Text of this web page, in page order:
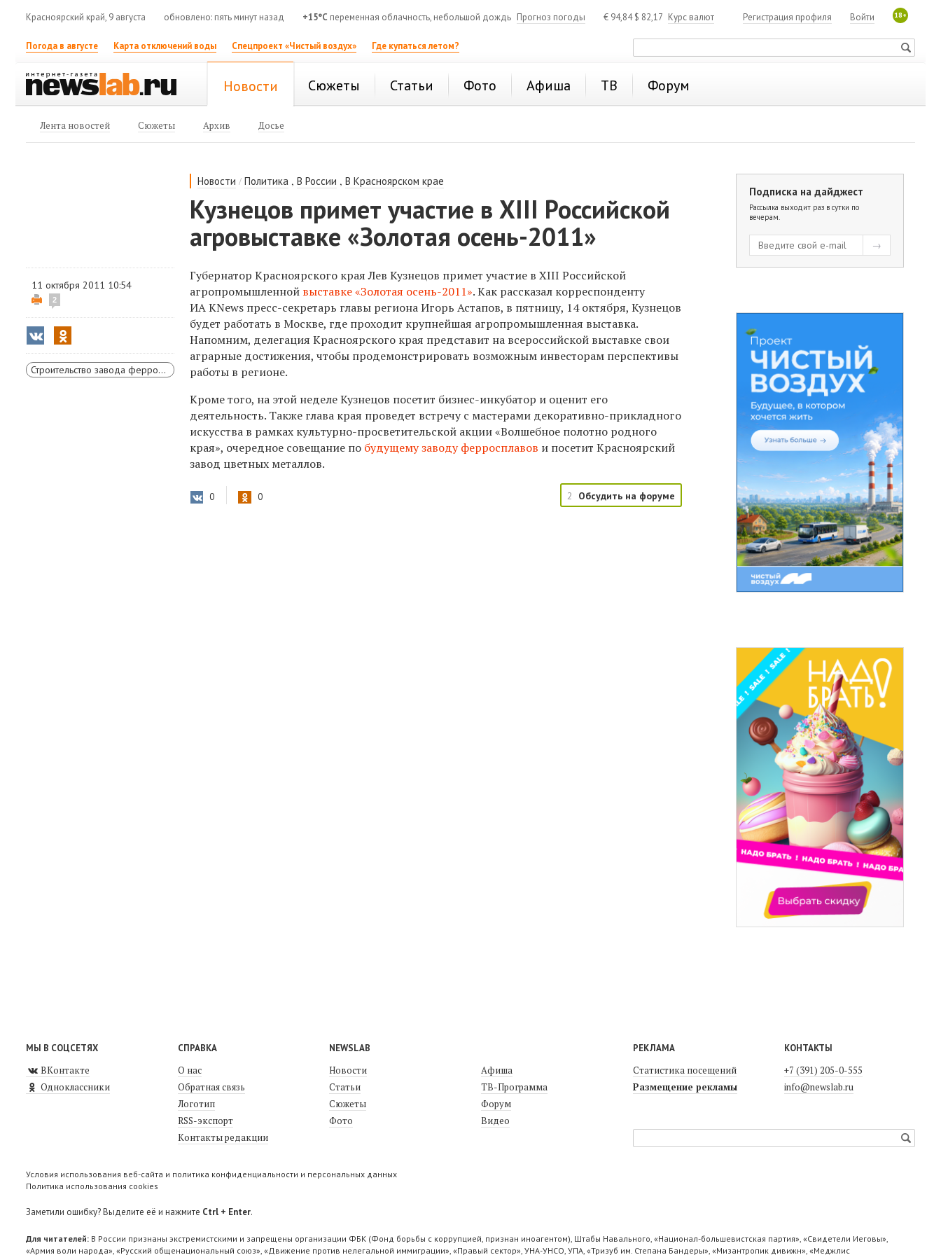
Красноярский край, 9 августа обновлено: пять минут назад +15°C переменная облачность, небольшой дождь Прогноз погоды € 94,84$ 82,17 Курс валют 18+
Войти
Регистрация профиля
Погода в августе Карта отключений воды Спецпроект «Чистый воздух» Где купаться летом?
Новости Сюжеты Статьи Фото Афиша ТВ Форум
Лента новостей Сюжеты Архив Досье
Новости /Политика ,В России ,В Красноярском крае
Кузнецов примет участие в XIII Российской
агровыставке «Золотая осень-2011»
11 октября 2011 10:54
2
Строительство завода ферросплавов в Красноярске
Губернатор Красноярского края Лев Кузнецов примет участие в XIII Российской
агропромышленной выставке «Золотая осень-2011». Как рассказал корреспонденту
ИА KNews пресс-секретарь главы региона Игорь Астапов, в пятницу, 14 октября, Кузнецов
будет работать в Москве, где проходит крупнейшая агропромышленная выставка.
Напомним, делегация Красноярского края представит на всероссийской выставке свои
аграрные достижения, чтобы продемонстрировать возможным инвесторам перспективы
работы в регионе.
Кроме того, на этой неделе Кузнецов посетит бизнес-инкубатор и оценит его
деятельность. Также глава края проведет встречу с мастерами декоративно-прикладного
искусства в рамках культурно-просветительской акции «Волшебное полотно родного
края», очередное совещание по будущему заводу ферросплавов и посетит Красноярский
завод цветных металлов.
0 0 2 Обсудить на форуме
Подписка на дайджест
Рассылка выходит раз в сутки по
вечерам.
МЫ В СОЦСЕТЯХ
ВКонтакте
Одноклассники
СПРАВКА
О нас
Обратная связь
Логотип
RSS-экспорт
Контакты редакции
NEWSLAB
Новости
Статьи
Сюжеты
Фото
Афиша
ТВ-Программа
Форум
Видео
РЕКЛАМА
Статистика посещений
Размещение рекламы
КОНТАКТЫ
+7 (391) 205-0-555
info@newslab.ru
Условия использования веб-сайта и политика конфиденциальности и персональных данных
Политика использования cookies
Заметили ошибку? Выделите её и нажмите Ctrl + Enter.
Для читателей: В России признаны экстремистскими и запрещены организации ФБК (Фонд борьбы с коррупцией, признан иноагентом), Штабы Навального, «Национал-большевистская партия», «Свидетели Иеговы»,
«Армия воли народа», «Русский общенациональный союз», «Движение против нелегальной иммиграции», «Правый сектор», УНА-УНСО, УПА, «Тризуб им. Степана Бандеры», «Мизантропик дивижн», «Меджлис